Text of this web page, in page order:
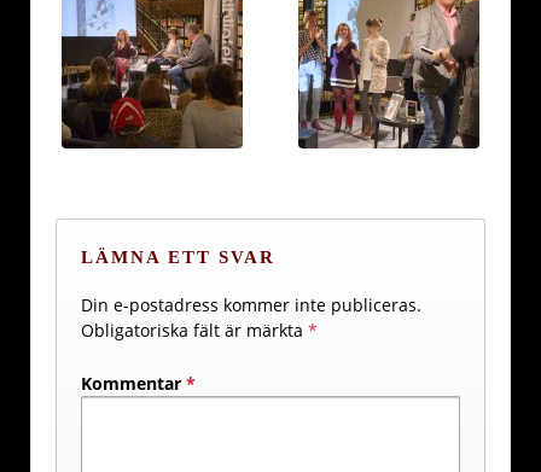
LÄMNA ETT SVAR
Din e-postadress kommer inte publiceras.
Obligatoriska fält är märkta *
Kommentar *